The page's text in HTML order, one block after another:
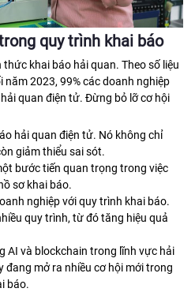
quy trình khai báo
khai báo hải quan. Theo số liệu
năm 2023, 99% các doanh nghiệp
quan điện tử. Đừng bỏ lỡ cơ hội
hải quan điện tử. Nó không chỉ
giảm thiểu sai sót.
bước tiến quan trọng trong việc
sơ khai báo.
nghiệp với quy trình khai báo.
quy trình, từ đó tăng hiệu quả
AI và blockchain trong lĩnh vực hải
đang mở ra nhiều cơ hội mới trong
báo.